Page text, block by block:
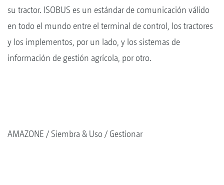
su tractor. ISOBUS es un estándar de comunicación válido
en todo el mundo entre el terminal de control, los tractores
y los implementos, por un lado, y los sistemas de
información de gestión agrícola, por otro.
AMAZONE Siembra & Uso Gestionar